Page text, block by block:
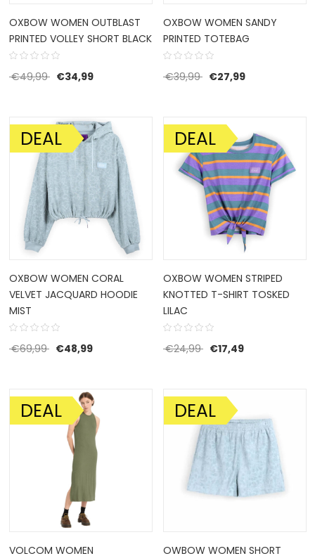
OXBOW WOMEN OUTBLAST
PRINTED VOLLEY SHORT BLACK
€49,99 Oorspronkelijke prijs was: €49,99.
€34,99Huidige prijs is: €34,99.
OXBOW WOMEN SANDY
PRINTED TOTEBAG
€39,99 Oorspronkelijke prijs
€27,99Huidige prijs
AANBIEDING!
DEAL
OXBOW WOMEN CORAL
VELVET JACQUARD HOODIE
MIST
€69,99 Oorspronkelijke prijs was: €69,99.
€48,99Huidige prijs is: €48,99.
AANBIEDING!
DEAL
OXBOW WOMEN STRIPED
KNOTTED T-SHIRT TOSKED
LILAC
€24,99 Oorspronkelijke prijs
€17,49Huidige prijs
AANBIEDING!
DEAL
VOLCOM WOMEN
AANBIEDING!
DEAL
OWBOW WOMEN SHORT